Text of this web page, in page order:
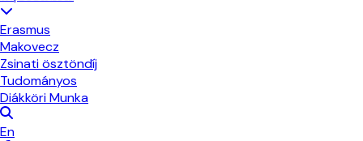
Erasmus
Makovecz
Zsinati ösztöndíj
Tudományos
Diákköri Munka
En